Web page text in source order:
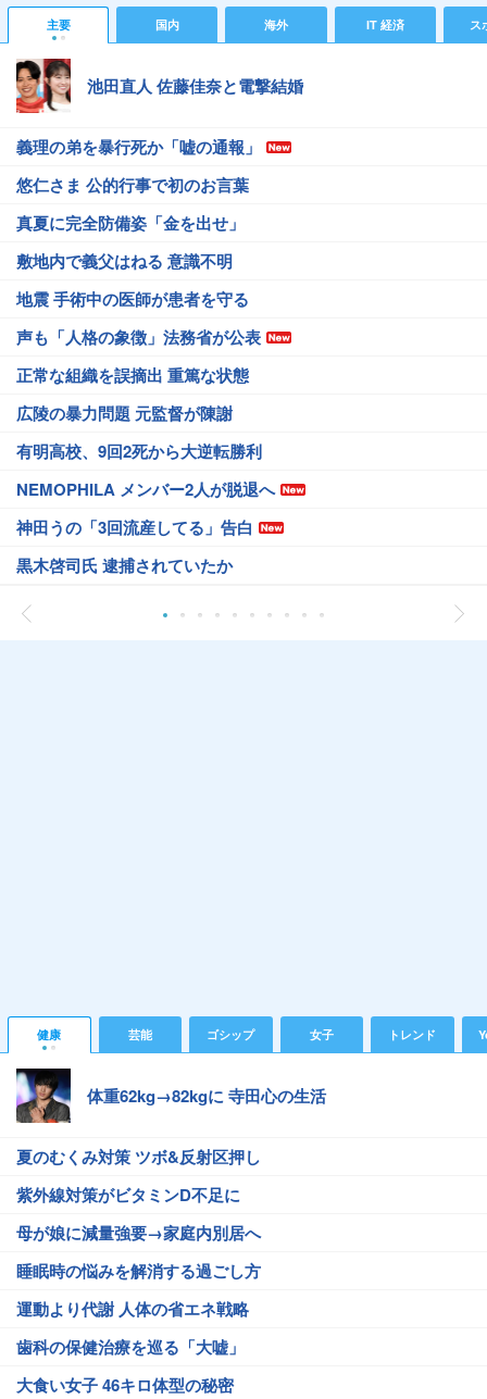
主要 国内 海外 IT 経済 ス
池田直人 佐藤佳奈と電撃結婚
義理の弟を暴行死か「嘘の通報」
悠仁さま 公的行事で初のお言葉
真夏に完全防備姿「金を出せ」
敷地内で義父はねる 意識不明
地震 手術中の医師が患者を守る
声も「人格の象徴」法務省が公表
正常な組織を誤摘出 重篤な状態
広陵の暴力問題 元監督が陳謝
有明高校、9回2死から大逆転勝利
NEMOPHILA メンバー2人が脱退へ
神田うの「3回流産してる」告白
黒木啓司氏 逮捕されていたか
健康 芸能 ゴシップ 女子 トレンド
体重62kg→82kgに 寺田心の生活
夏のむくみ対策 ツボ&反射区押し
紫外線対策がビタミンD不足に
母が娘に減量強要→家庭内別居へ
睡眠時の悩みを解消する過ごし方
運動より代謝 人体の省エネ戦略
歯科の保健治療を巡る「大嘘」
大食い女子 46キロ体型の秘密